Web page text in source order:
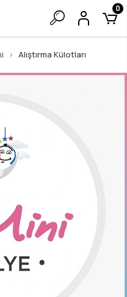
0
Alıştırma Külotları